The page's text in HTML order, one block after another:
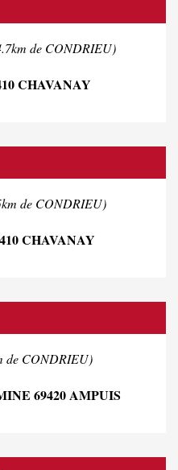
de CONDRIEU)
CHAVANAY
de CONDRIEU)
CHAVANAY
de CONDRIEU)
69420 AMPUIS